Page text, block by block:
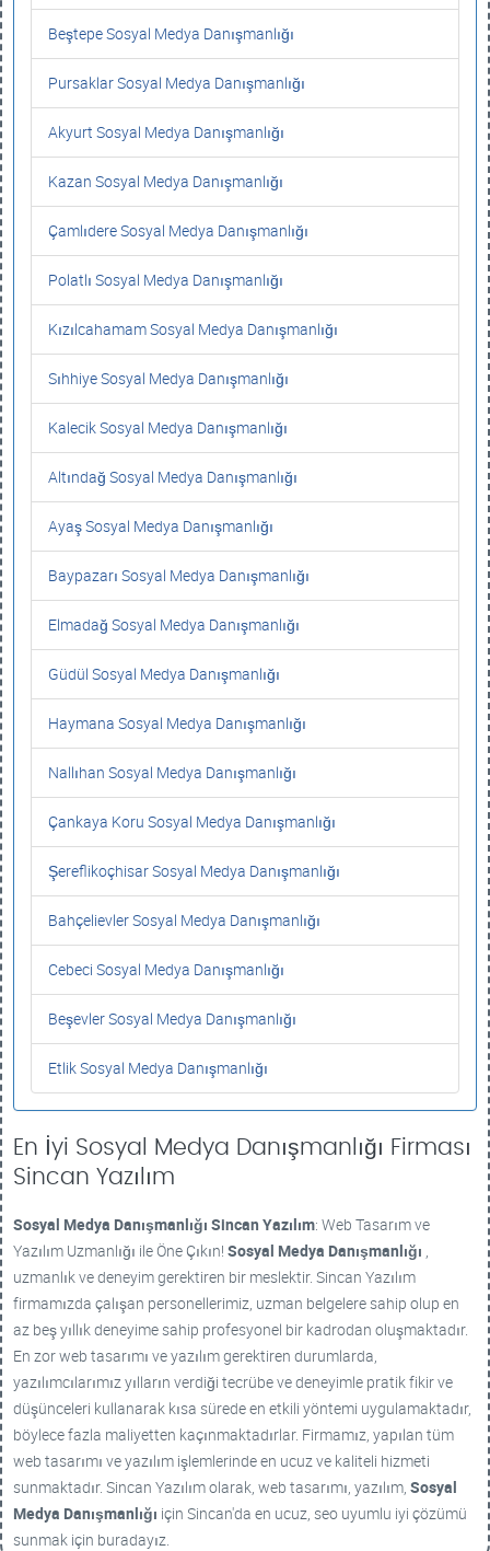
Beştepe Sosyal Medya Danışmanlığı
Pursaklar Sosyal Medya Danışmanlığı
Akyurt Sosyal Medya Danışmanlığı
Kazan Sosyal Medya Danışmanlığı
Çamlıdere Sosyal Medya Danışmanlığı
Polatlı Sosyal Medya Danışmanlığı
Kızılcahamam Sosyal Medya Danışmanlığı
Sıhhiye Sosyal Medya Danışmanlığı
Kalecik Sosyal Medya Danışmanlığı
Altındağ Sosyal Medya Danışmanlığı
Ayaş Sosyal Medya Danışmanlığı
Baypazarı Sosyal Medya Danışmanlığı
Elmadağ Sosyal Medya Danışmanlığı
Güdül Sosyal Medya Danışmanlığı
Haymana Sosyal Medya Danışmanlığı
Nallıhan Sosyal Medya Danışmanlığı
Çankaya Koru Sosyal Medya Danışmanlığı
Şereflikoçhisar Sosyal Medya Danışmanlığı
Bahçelievler Sosyal Medya Danışmanlığı
Cebeci Sosyal Medya Danışmanlığı
Beşevler Sosyal Medya Danışmanlığı
Etlik Sosyal Medya Danışmanlığı
En İyi Sosyal Medya Danışmanlığı Firması
Sincan Yazılım
Sosyal Medya Danışmanlığı Sincan Yazılım: Web Tasarım ve
Yazılım Uzmanlığı ile Öne Çıkın! Sosyal Medya Danışmanlığı ,
uzmanlık ve deneyim gerektiren bir meslektir. Sincan Yazılım
firmamızda çalışan personellerimiz, uzman belgelere sahip olup en
az beş yıllık deneyime sahip profesyonel bir kadrodan oluşmaktadır.
En zor web tasarımı ve yazılım gerektiren durumlarda,
yazılımcılarımız yılların verdiği tecrübe ve deneyimle pratik fikir ve
düşünceleri kullanarak kısa sürede en etkili yöntemi uygulamaktadır,
böylece fazla maliyetten kaçınmaktadırlar. Firmamız, yapılan tüm
web tasarımı ve yazılım işlemlerinde en ucuz ve kaliteli hizmeti
sunmaktadır. Sincan Yazılım olarak, web tasarımı, yazılım, Sosyal
Medya Danışmanlığı için Sincan'da en ucuz, seo uyumlu iyi çözümü
sunmak için buradayız.